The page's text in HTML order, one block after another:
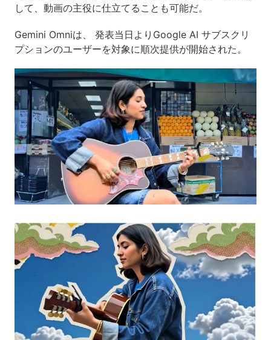
して、動画の主役に仕立てることも可能だ。
Gemini Omniは、 発表当日よりGoogle AI サブスクリ
プションのユーザーを対象に順次提供が開始された。